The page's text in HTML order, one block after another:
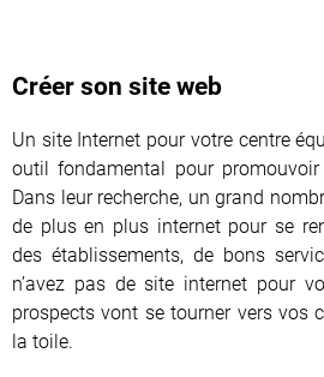
Créer son site web
Un site Internet pour votre centre
outil fondamental pour
Dans leur recherche, un grand
de plus en plus internet pour se
des établissements, de bons
n’avez pas de site internet pour
prospects vont se tourner vers vos
la toile.